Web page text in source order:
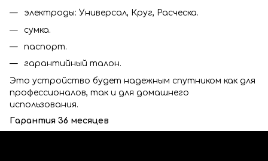
электроды: Универсал, Круг, Расческа.
сумка.
паспорт.
гарантийный талон.
Это устройство будет надежным спутником как для
профессионалов, так и для домашнего
использования.
Гарантия 36 месяцев